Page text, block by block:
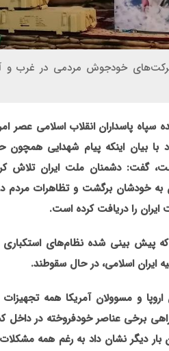
خودجوش مردمی در غرب و
پاسداران انقلاب اسلامی عصر
با بیان اینکه پیام شهدایی همچون
گفت: دشمنان ملت ایران تلاش
به خودشان برگشت و تظاهرات مردم
را دریافت کرده است.
پیش بینی شده نظام‌های استکباری و
و مسوولان آمریکا همه تجهیزات
برخی عناصر خودفروخته در داخل
بار دیگر نشان داد به رغم همه